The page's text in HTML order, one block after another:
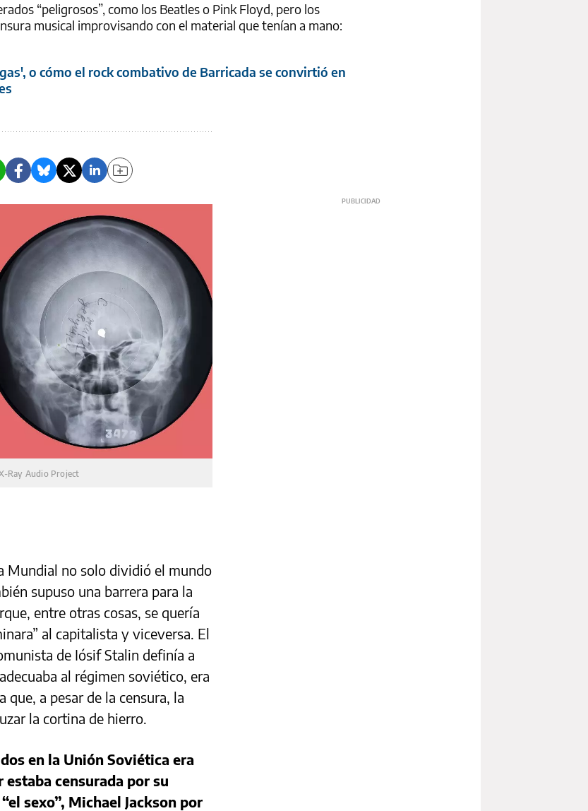
“peligrosos”, como los Beatles o Pink Floyd, pero los
musical improvisando con el material que tenían a mano:
o cómo el rock combativo de Barricada se convirtió en
Ray Audio Project
Mundial no solo dividió el mundo
supuso una barrera para la
entre otras cosas, se quería
al capitalista y viceversa. El
de Iósif Stalin definía a
al régimen soviético, era
a pesar de la censura, la
la cortina de hierro.
en la Unión Soviética era
estaba censurada por su
sexo”, Michael Jackson por